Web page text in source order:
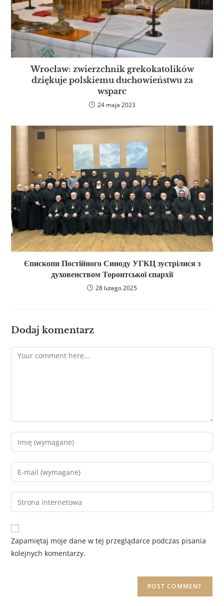
Wrocław: zwierzchnik grekokatolików
dziękuje polskiemu duchowieństwu za
wsparc
24 maja 2023
Єпископи Постійного Синоду УГКЦ зустрілися з
духовенством Торонтської єпархії
28 lutego 2025
Dodaj komentarz
Zapamiętaj moje dane w tej przeglądarce podczas pisania
kolejnych komentarzy.